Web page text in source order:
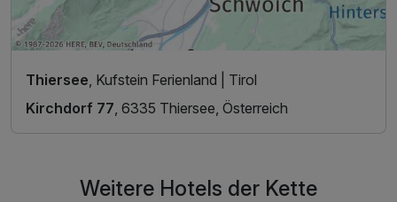
Thiersee , Kufstein Ferienland | Tirol
Kirchdorf 77 , 6335 Thiersee, Österreich
Weitere Hotels der Kette